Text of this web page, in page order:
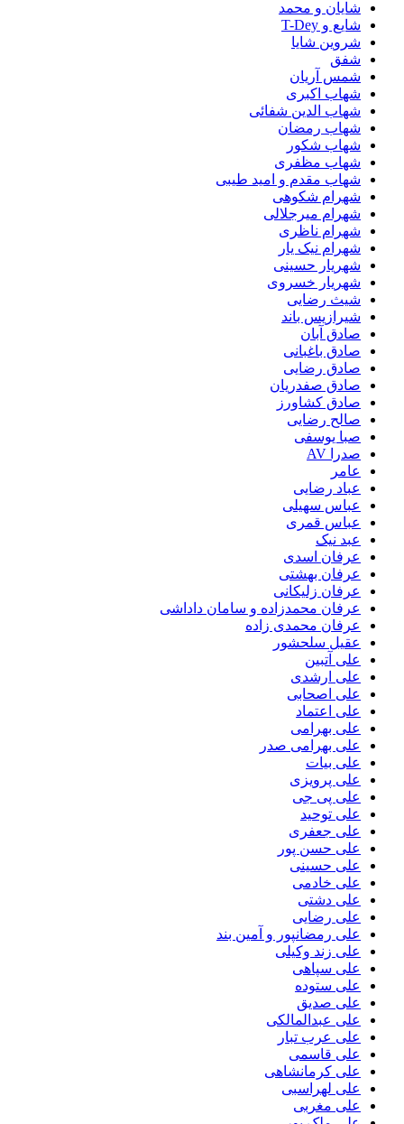
شایان و محمد
شایع و T-Dey
شروین شایا
شفق
شمس آریان
شهاب اکبری
شهاب الدین شفائی
شهاب رمضان
شهاب شکور
شهاب مظفری
شهاب مقدم و امید طیبی
شهرام شکوهی
شهرام میرجلالی
شهرام ناظری
شهرام نیک یار
شهریار حسینی
شهریار خسروی
شیث رضایی
شیرازیس باند
صادق آبان
صادق باغبانی
صادق رضایی
صادق صفدریان
صادق کشاورز
صالح رضایی
صبا یوسفی
صدرا AV
عامر
عباد رضایی
عباس سهیلی
عباس قمری
عبد نیک
عرفان اسدی
عرفان بهشتی
عرفان زلیکانی
عرفان محمدزاده و سامان داداشی
عرفان محمدی زاده
عقیل سلحشور
علی آتبین
علی ارشدی
علی اصحابی
علی اعتماد
علی بهرامی
علی بهرامی صدر
علی بیات
علی پرویزی
علی پی جی
علی توحید
علی جعفری
علی حسن پور
علی حسینی
علی خادمی
علی دشتی
علی رضایی
علی رمضانپور و آمین بند
علی زند وکیلی
علی سپاهی
علی ستوده
علی صدیق
علی عبدالمالکی
علی عرب تبار
علی قاسمی
علی کرمانشاهی
علی لهراسبی
علی مغربی